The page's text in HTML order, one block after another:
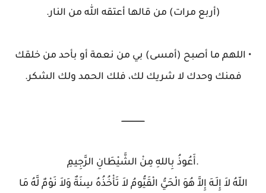
(أربع مرات) من قالها أعتقه الله من النار.
• اللهم ما أصبح (أمسى) بي من نعمة أو بأحد من خلقك
فمنك وحدك لا شريك لك، فلك الحمد ولك الشكر.
ـــــــــــــــــــ
.أَعُوذُ بِاللهِ مِنْ الشَّيْطَانِ الرَّجِيمِ
اللّهُ لاَ إِلَـهَ إِلاَّ هُوَ الْحَيُّ الْقَيُّومُ لاَ تَأْخُذُهُ سِنَةٌ وَلاَ نَوْمٌ لَّهُ مَا